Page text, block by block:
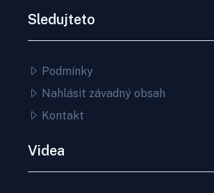
Sledujteto
Podmínky
Nahlásit závadný obsah
Kontakt
Videa